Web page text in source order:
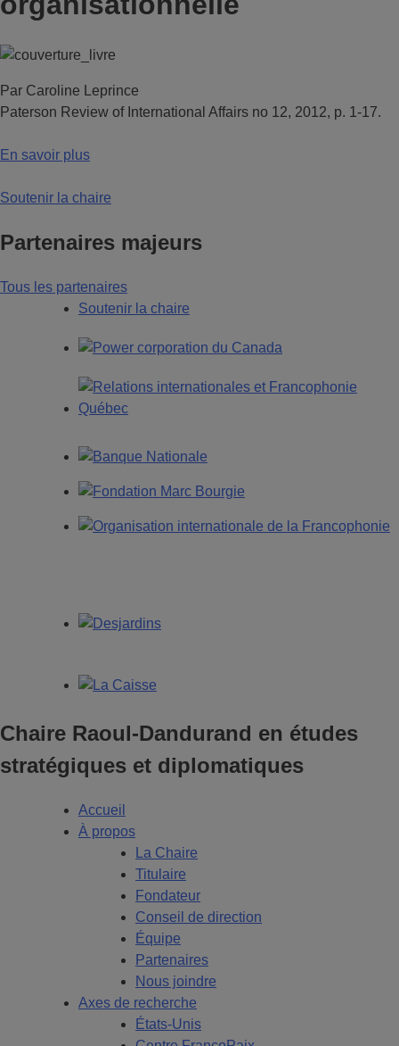
Par Caroline Leprince
Paterson Review of International Affairs no 12, 2012, p. 1-17.
En savoir plus
Soutenir la chaire
Partenaires majeurs
Tous les partenaires
Soutenir la chaire
Chaire Raoul-Dandurand en études
stratégiques et diplomatiques
Accueil
À propos
La Chaire
Titulaire
Fondateur
Conseil de direction
Équipe
Partenaires
Nous joindre
Axes de recherche
États-Unis